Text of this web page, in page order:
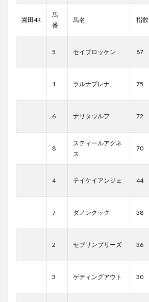
園田4R
馬
番
馬名 指数
5 セイブロッケン 87
1 ラルナプレナ 75
6 ナリタウルフ 72
8
スティールアグネ
ス
70
4 テイケイアンジェ 44
7 ダノンクック 38
2 セブリンブリーズ 36
3 ゲティングアウト 30